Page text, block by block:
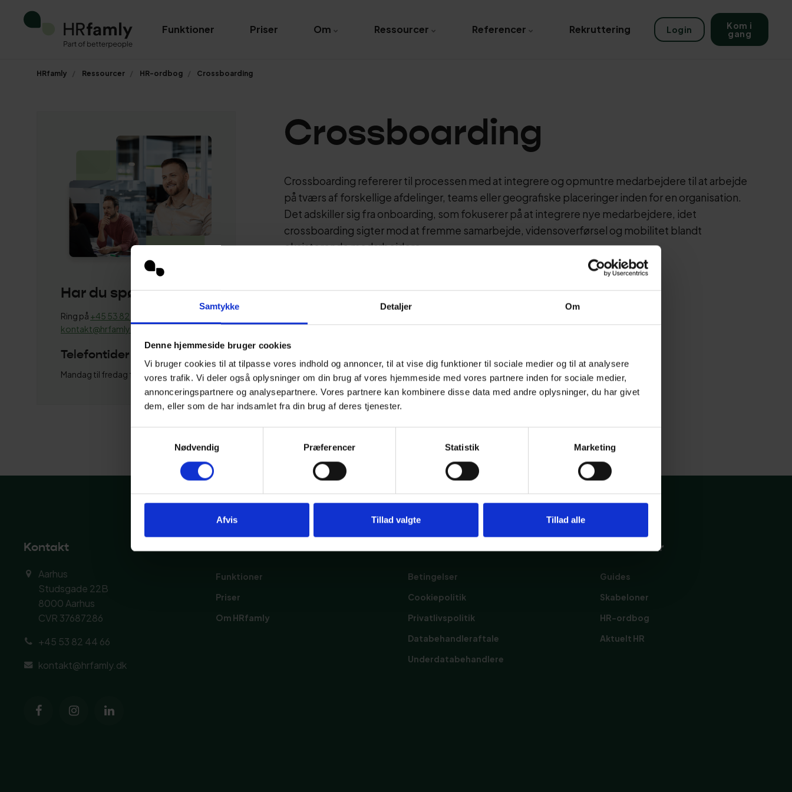
Samtykke Detaljer Om
Denne hjemmeside bruger cookies
Vi bruger cookies til at tilpasse vores indhold og annoncer, til at vise dig funktioner til sociale medier og til at analysere
vores trafik. Vi deler også oplysninger om din brug af vores hjemmeside med vores partnere inden for sociale medier,
annonceringspartnere og analysepartnere. Vores partnere kan kombinere disse data med andre oplysninger, du har givet
dem, eller som de har indsamlet fra din brug af deres tjenester.
Nødvendig
Præferencer Statistik Marketing
Afvis Tillad valgte Tillad alle
Funktioner Priser Om Ressourcer Referencer Rekruttering Login Kom i
gang
HRfamly Ressourcer HR-ordbog Crossboarding
Crossboarding
Crossboarding refererer til processen med at integrere og opmuntre medarbejdere til at arbejde
på tværs af forskellige afdelinger, teams eller geografiske placeringer inden for en organisation.
Det adskiller sig fra onboarding, som fokuserer på at integrere nye medarbejdere, idet
crossboarding sigter mod at fremme samarbejde, vidensoverførsel og mobilitet blandt
eksisterende medarbejdere.
Har du spørgsmål?
Ring på +45 53 82 44 66
kontakt@hrfamly.dk
Telefontider
Mandag til fredag fra 08:00 til 16:00
Kontakt
Aarhus
Studsgade 22B
8000 Aarhus
CVR 37687286
+45 53 82 44 66
kontakt@hrfamly.dk
Platform
Funktioner
Priser
Om HRfamly
Sikkerhed
Betingelser
Cookiepolitik
Privatlivspolitik
Databehandleraftale
Underdatabehandlere
Ressourcer
Guides
Skabeloner
HR-ordbog
Aktuelt HR